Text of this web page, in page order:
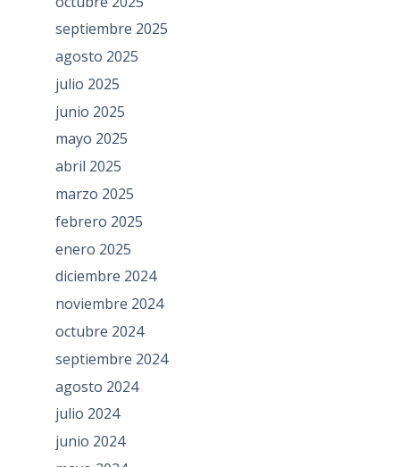
septiembre 2025
agosto 2025
julio 2025
junio 2025
mayo 2025
abril 2025
marzo 2025
febrero 2025
enero 2025
diciembre 2024
noviembre 2024
octubre 2024
septiembre 2024
agosto 2024
julio 2024
junio 2024